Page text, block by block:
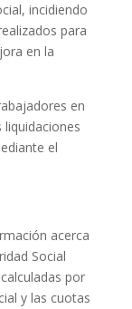
incidiendo
para
en la
en
el
acerca
Social
por
y las cuotas